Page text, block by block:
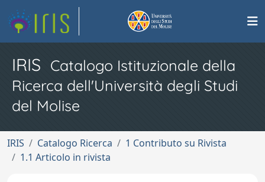
IRIS Catalogo Istituzionale della
Ricerca dell'Università degli Studi
del Molise
IRIS Catalogo Ricerca
1 Contributo su Rivista
1.1 Articolo in rivista